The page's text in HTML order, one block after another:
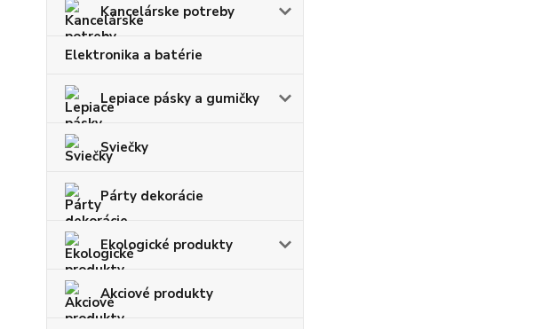
Kancelárske potreby
Elektronika a batérie
Lepiace pásky a gumičky
Sviečky
Párty dekorácie
Ekologické produkty
Akciové produkty